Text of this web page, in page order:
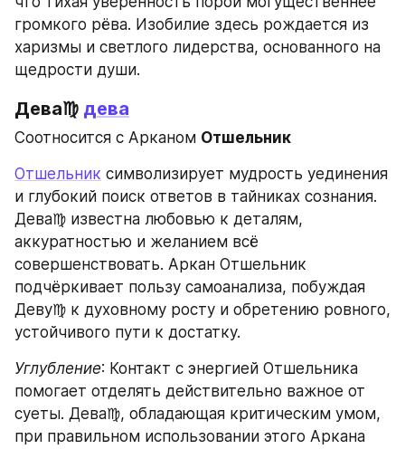
громкого рёва. Изобилие здесь рождается из
харизмы и светлого лидерства, основанного на
щедрости души.
Дева♍ дева
Соотносится с Арканом Отшельник
Отшельник символизирует мудрость уединения
и глубокий поиск ответов в тайниках сознания.
Дева♍ известна любовью к деталям,
аккуратностью и желанием всё
совершенствовать. Аркан Отшельник
подчёркивает пользу самоанализа, побуждая
Деву♍ к духовному росту и обретению ровного,
устойчивого пути к достатку.
Углубление: Контакт с энергией Отшельника
помогает отделять действительно важное от
суеты. Дева♍, обладающая критическим умом,
при правильном использовании этого Аркана